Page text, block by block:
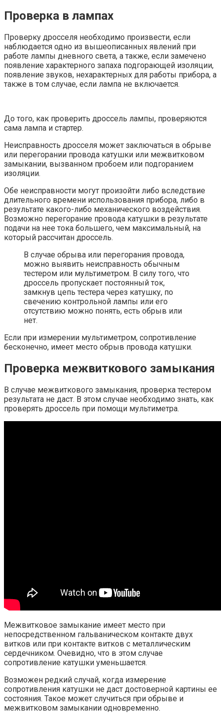
Проверка в лампах
Проверку дросселя необходимо произвести, если
наблюдается одно из вышеописанных явлений при
работе лампы дневного света, а также, если замечено
появление характерного запаха подгорающей изоляции,
появление звуков, нехарактерных для работы прибора, а
также в том случае, если лампа не включается.
До того, как проверить дроссель лампы, проверяются
сама лампа и стартер.
Неисправность дросселя может заключаться в обрыве
или перегорании провода катушки или межвитковом
замыкании, вызванном пробоем или подгоранием
изоляции.
Обе неисправности могут произойти либо вследствие
длительного времени использования прибора, либо в
результате какого-либо механического воздействия.
Возможно перегорание провода катушки в результате
подачи на нее тока большего, чем максимальный, на
который рассчитан дроссель.
В случае обрыва или перегорания провода,
можно выявить неисправность обычным
тестером или мультиметром. В силу того, что
дроссель пропускает постоянный ток,
замкнув цепь тестера через катушку, по
свечению контрольной лампы или его
отсутствию можно понять, есть обрыв или
нет.
Если при измерении мультиметром, сопротивление
бесконечно, имеет место обрыв провода катушки.
Проверка межвиткового замыкания
В случае межвиткового замыкания, проверка тестером
результата не даст. В этом случае необходимо знать, как
проверять дроссель при помощи мультиметра.
Межвитковое замыкание имеет место при
непосредственном гальваническом контакте двух
витков или при контакте витков с металлическим
сердечником. Очевидно, что в этом случае
сопротивление катушки уменьшается.
Возможен редкий случай, когда измерение
сопротивления катушки не даст достоверной картины ее
состояния. Такое может случиться при обрыве и
межвитковом замыкании одновременно.